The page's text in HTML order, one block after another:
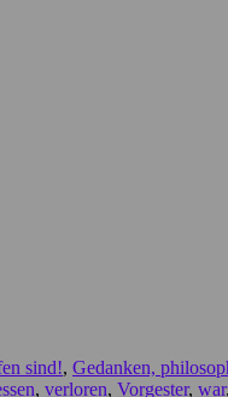
sind!, Gedanken,
, verloren, Vorgester, war,